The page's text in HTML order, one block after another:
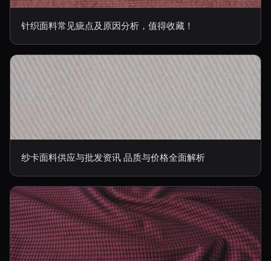
针织面料常见疵点及原因分析，值得收藏！
纱卡面料供应与批发资讯 品质与价格全面解析